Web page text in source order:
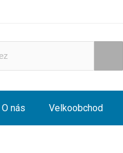
O nás Velkoobchod